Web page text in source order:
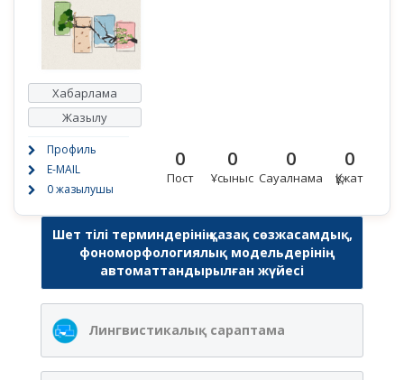
Хабарлама
Жазылу
Профиль
E-MAIL
0 жазылушы
0
Пост
0
Ұсыныс
0
Сауалнама
0
Құжат
Шет тілі терминдерінің қазақ сөзжасамдық,
фономорфологиялық модельдерінің
автоматтандырылған жүйесі
Лингвистикалық сараптама